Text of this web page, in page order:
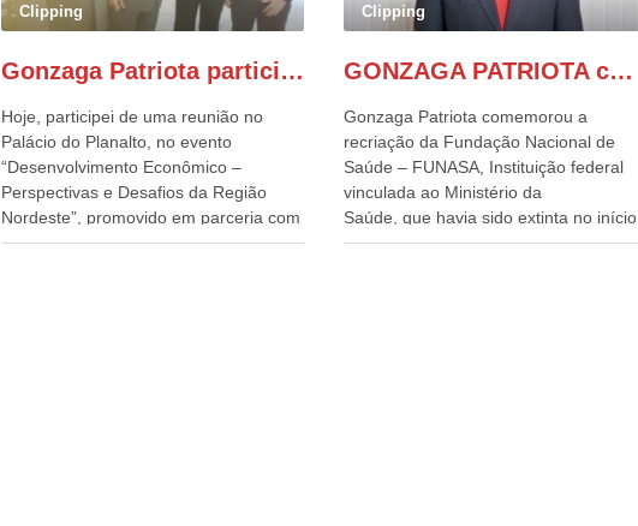
Clipping
Gonzaga Patriota participa de evento em prol do desenvolvimento do Nordeste
Hoje, participei de uma reunião no
Palácio do Planalto, no evento
“Desenvolvimento Econômico –
Perspectivas e Desafios da Região
Nordeste”, promovido em parceria com
o Consórcio Nordeste. Na pauta do
Clipping
GONZAGA PATRIOTA comemora o retorno da FUNASA
Gonzaga Patriota comemorou a
recriação da Fundação Nacional de
Saúde – FUNASA, Instituição federal
vinculada ao Ministério da
Saúde, que havia sido extinta no início
do terceiro governo do